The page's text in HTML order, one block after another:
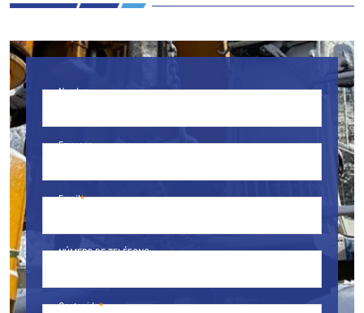
Nombre
Empresa
Email
NÚMERO DE TELÉFONO.
Contenido